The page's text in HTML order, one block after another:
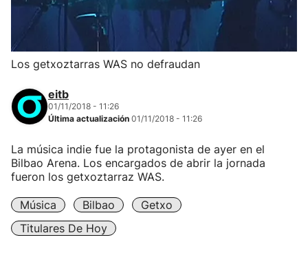
Los getxoztarras WAS no defraudan
eitb
01/11/2018 - 11:26
Última actualización 01/11/2018 - 11:26
La música indie fue la protagonista de ayer en el
Bilbao Arena. Los encargados de abrir la jornada
fueron los getxoztarraz WAS.
Música Bilbao
Getxo
Titulares De Hoy